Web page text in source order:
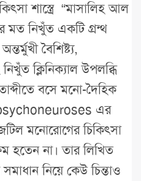
শাস্ত্রে “মাসালিহ আল
নিখুঁত একটি গ্রন্থ
বৈশিষ্ট্য,
ক্লিনিক্যাল উপলব্ধি
বসে মনো-দৈহিক
এর
মনোরোগের চিকিৎসা
হতেন না। তার লিখিত
নিয়ে কেউ চিন্তাও